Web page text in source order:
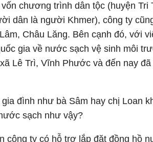
chương trình dân tộc (huyện Tri
dân là người Khmer), công ty
Châu Lăng. Bên cạnh đó, với
gia về nước sạch vệ sinh môi
Lê Trì, Vĩnh Phước và đến nay đã
đình như bà Sâm hay chị Loan
sạch như vậy?
công ty có hỗ trợ lắp đặt đồng hồ